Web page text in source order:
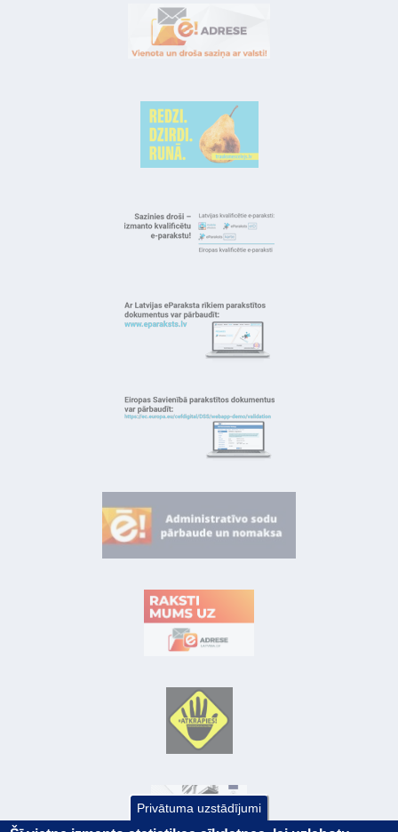
Privātuma uzstādījumi